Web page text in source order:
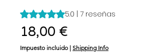
Según 7 reseñas, la calificación es de
5.0 | 7 reseñas
18,00 €
Impuesto incluido | Shipping Info